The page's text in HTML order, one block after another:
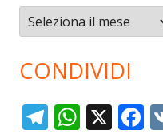
Archivi
CONDIVIDI
T W X F